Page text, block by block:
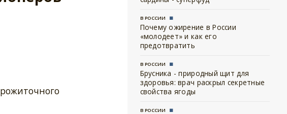
В РОССИИ
Почему ожирение в России
«молодеет» и как его
предотвратить
В РОССИИ
Брусника - природный щит для
здоровья: врач раскрыл секретные
свойства ягоды
В РОССИИ